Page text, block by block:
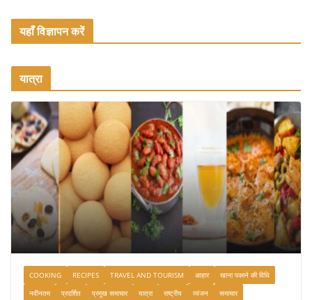
यहाँ विज्ञापन करें
यात्रा
COOKING RECIPES TRAVEL AND TOURISM आहार
खाना पकाने की विधि
नवीनतम
प्रदर्शित प्रमुख समाचार यात्रा राष्ट्रीय व्यंजन समाचार